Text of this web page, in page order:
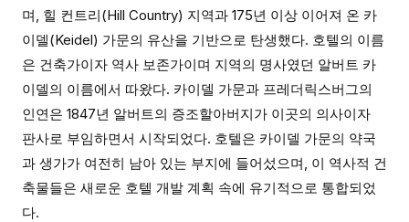
며, 힐 컨트리(Hill Country) 지역과 175년 이상 이어져 온 카
이델(Keidel) 가문의 유산을 기반으로 탄생했다. 호텔의 이름
은 건축가이자 역사 보존가이며 지역의 명사였던 알버트 카
이델의 이름에서 따왔다. 카이델 가문과 프레더릭스버그의
인연은 1847년 알버트의 증조할아버지가 이곳의 의사이자
판사로 부임하면서 시작되었다. 호텔은 카이델 가문의 약국
과 생가가 여전히 남아 있는 부지에 들어섰으며, 이 역사적 건
축물들은 새로운 호텔 개발 계획 속에 유기적으로 통합되었
다.